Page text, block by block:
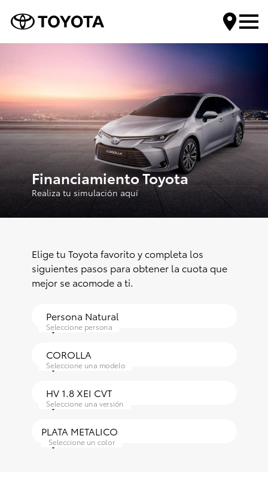
Compra tu Toyota
Servicios Toyota
Mundo Toyota
Contáctanos
Consultas Reclamos
Financiamiento Toyota
Realiza tu simulación aquí
Elige tu Toyota favorito y completa los
siguientes pasos para obtener la cuota que
mejor se acomode a ti.
Seleccione persona
Seleccione una modelo
Seleccione una versión
Seleccione un color